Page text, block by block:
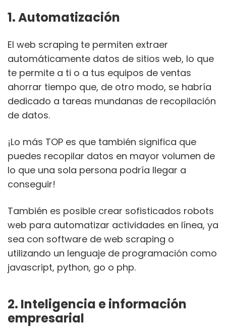
1. Automatización
El web scraping te permiten extraer
automáticamente datos de sitios web, lo que
te permite a ti o a tus equipos de ventas
ahorrar tiempo que, de otro modo, se habría
dedicado a tareas mundanas de recopilación
de datos.
¡Lo más TOP es que también significa que
puedes recopilar datos en mayor volumen de
lo que una sola persona podría llegar a
conseguir!
También es posible crear sofisticados robots
web para automatizar actividades en línea, ya
sea con software de web scraping o
utilizando un lenguaje de programación como
javascript, python, go o php.
2. Inteligencia e información
empresarial